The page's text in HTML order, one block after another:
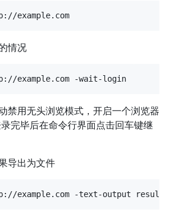
情况
禁用无头浏览模式，开启一个浏览器
完毕后在命令行界面点击回车键继
导出为文件